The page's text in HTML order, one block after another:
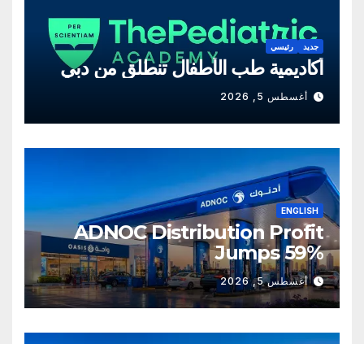
جديد رئيسي
أكاديمية طب الأطفال تنطلق من دبي
أغسطس 5, 2026
ENGLISH
ADNOC Distribution Profit
Jumps 59%
أغسطس 5, 2026